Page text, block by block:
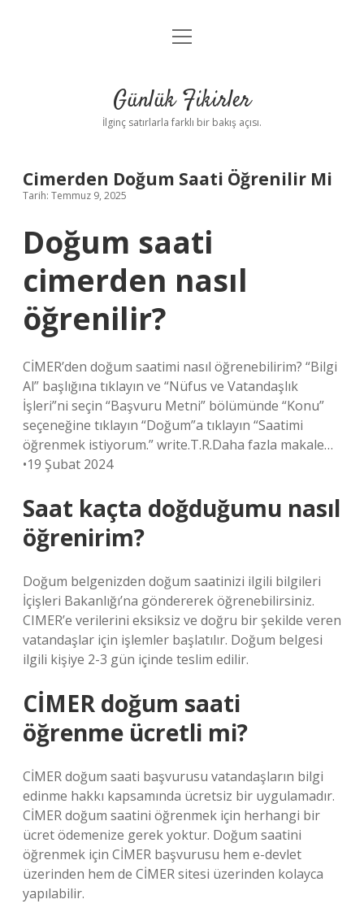
Anasayfa
Yasal Uyarı
menüyü
Günlük Fikirler
İlginç satırlarla farklı bir bakış açısı.
Cimerden Doğum Saati Öğrenilir Mi
Tarih: Temmuz 9, 2025
Doğum saati
cimerden nasıl
öğrenilir?
CİMER’den doğum saatimi nasıl öğrenebilirim? “Bilgi
Al” başlığına tıklayın ve “Nüfus ve Vatandaşlık
İşleri”ni seçin “Başvuru Metni” bölümünde “Konu”
seçeneğine tıklayın “Doğum”a tıklayın “Saatimi
öğrenmek istiyorum.” write.T.R.Daha fazla makale…
•19 Şubat 2024
Saat kaçta doğduğumu nasıl
öğrenirim?
Doğum belgenizden doğum saatinizi ilgili bilgileri
İçişleri Bakanlığı’na göndererek öğrenebilirsiniz.
CIMER’e verilerini eksiksiz ve doğru bir şekilde veren
vatandaşlar için işlemler başlatılır. Doğum belgesi
ilgili kişiye 2-3 gün içinde teslim edilir.
CİMER doğum saati
öğrenme ücretli mi?
CİMER doğum saati başvurusu vatandaşların bilgi
edinme hakkı kapsamında ücretsiz bir uygulamadır.
CİMER doğum saatini öğrenmek için herhangi bir
ücret ödemenize gerek yoktur. Doğum saatini
öğrenmek için CİMER başvurusu hem e-devlet
üzerinden hem de CİMER sitesi üzerinden kolayca
yapılabilir.